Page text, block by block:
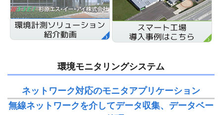
環境モニタリングシステム
ネットワーク対応のモニタアプリケーション
無線ネットワークを介してデータ収集、データベー